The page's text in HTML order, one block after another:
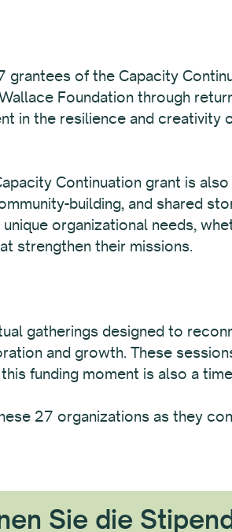
grantees of the Capacity
Foundation through
in the resilience and creativity
Continuation grant is
building, and shared
organizational needs,
strengthen their missions.
gatherings designed to
and growth. These
funding moment is also a
27 organizations as they
Sie die